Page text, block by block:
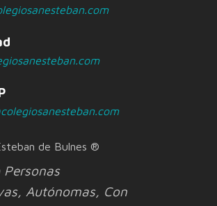
de Bulnes ®
Personas
Autónomas, Con